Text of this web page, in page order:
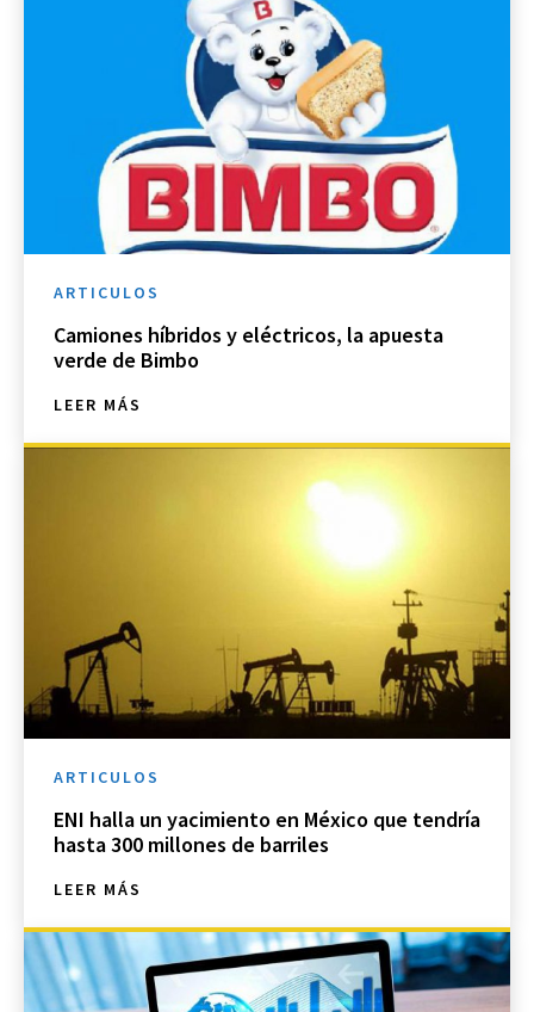
ARTICULOS
Camiones híbridos y eléctricos, la apuesta
verde de Bimbo
LEER MÁS
ARTICULOS
ENI halla un yacimiento en México que tendría
hasta 300 millones de barriles
LEER MÁS